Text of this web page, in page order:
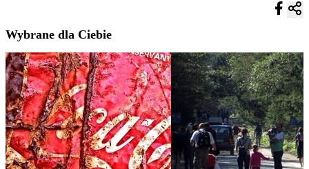
Wybrane dla Ciebie